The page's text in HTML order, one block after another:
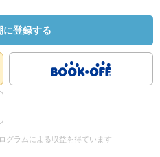
に登録する
グラムによる収益を得ています